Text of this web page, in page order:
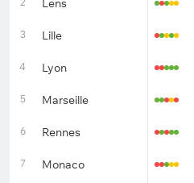
Lens
3 Lille
4 Lyon
5 Marseille
6 Rennes
7 Monaco